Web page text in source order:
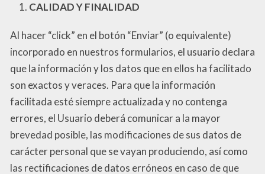
CALIDAD Y FINALIDAD
Al hacer “click” en el botón “Enviar” (o equivalente)
incorporado en nuestros formularios, el usuario declara
que la información y los datos que en ellos ha facilitado
son exactos y veraces. Para que la información
facilitada esté siempre actualizada y no contenga
errores, el Usuario deberá comunicar a la mayor
brevedad posible, las modificaciones de sus datos de
carácter personal que se vayan produciendo, así como
las rectificaciones de datos erróneos en caso de que